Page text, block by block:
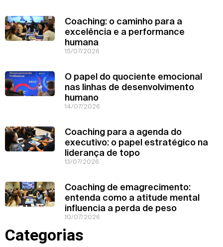
Coaching: o caminho para a
excelência e a performance
humana
15/07/2026
O papel do quociente emocional
nas linhas de desenvolvimento
humano
14/07/2026
Coaching para a agenda do
executivo: o papel estratégico na
liderança de topo
13/07/2026
Coaching de emagrecimento:
entenda como a atitude mental
influencia a perda de peso
10/07/2026
Categorias